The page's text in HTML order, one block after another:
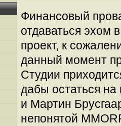
Финансовый
отдаваться эхом
проект, к
данный момент
Студии
дабы остаться на
и Мартин
непонятой